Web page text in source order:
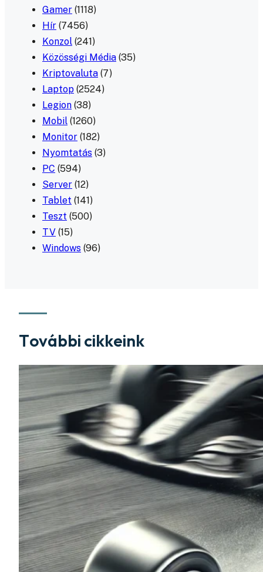
Gamer (1118)
Hír (7456)
Konzol (241)
Közösségi Média (35)
Kriptovaluta (7)
Laptop (2524)
Legion (38)
Mobil (1260)
Monitor (182)
Nyomtatás (3)
PC (594)
Server (12)
Tablet (141)
Teszt (500)
TV (15)
Windows (96)
További cikkeink